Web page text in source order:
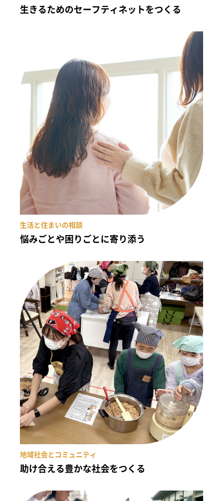
生きるためのセーフティネットをつくる
生活と住まいの相談
悩みごとや困りごとに寄り添う
地域社会とコミュニティ
助け合える豊かな社会をつくる